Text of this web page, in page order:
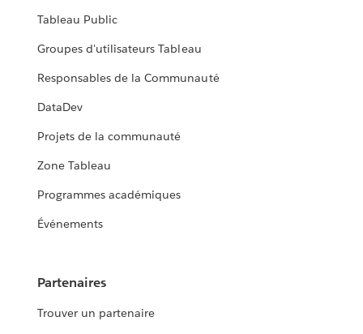
Tableau Public
Groupes d'utilisateurs Tableau
Responsables de la Communauté
DataDev
Projets de la communauté
Zone Tableau
Programmes académiques
Événements
Partenaires
Trouver un partenaire